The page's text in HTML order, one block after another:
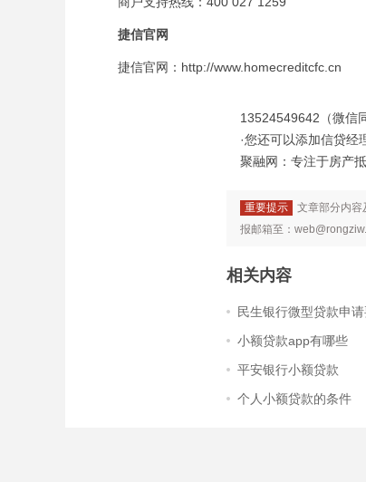
捷信官网
捷信官网：http://www.homecreditcfc.cn
13524549642（微信
·您还可以添加信贷经
聚融网：专注于房产
重要提示
文章部分内容
报邮箱至：
相关内容
民生银行微型贷款申
小额贷款app有哪些
平安银行小额贷款
个人小额贷款的条件